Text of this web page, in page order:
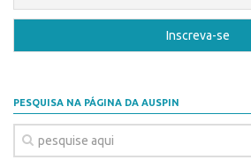
Conexão Inter-USP
PESQUISA NA PÁGINA DA AUSPIN